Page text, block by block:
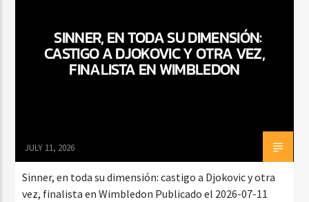
SINNER, EN TODA SU DIMENSIÓN:
CASTIGO A DJOKOVIC Y OTRA VEZ,
FINALISTA EN WIMBLEDON
JULY 11, 2026
Sinner, en toda su dimensión: castigo a Djokovic y otra
vez, finalista en Wimbledon Publicado el 2026-07-11